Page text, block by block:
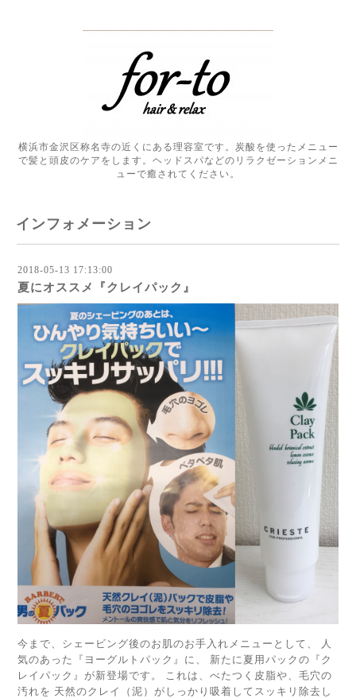
横浜市金沢区称名寺の近くにある理容室です。炭酸を使ったメニュー
で髪と頭皮のケアをします。ヘッドスパなどのリラクゼーションメニ
ューで癒されてください。
インフォメーション
2018-05-13 17:13:00
夏にオススメ『クレイパック』
今まで、シェービング後のお肌のお手入れメニューとして、 人
気のあった『ヨーグルトパック』に、 新たに夏用パックの『ク
レイパック』が新登場です。 これは、べたつく皮脂や、毛穴の
汚れを 天然のクレイ（泥）がしっかり吸着してスッキリ除去し